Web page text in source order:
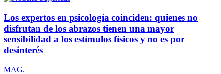
Los expertos en psicología coinciden: quienes no
disfrutan de los abrazos tienen una mayor
sensibilidad a los estímulos físicos y no es por
desinterés
MAG.